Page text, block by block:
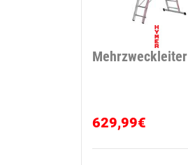
Mehrzweckleiter
629,99€